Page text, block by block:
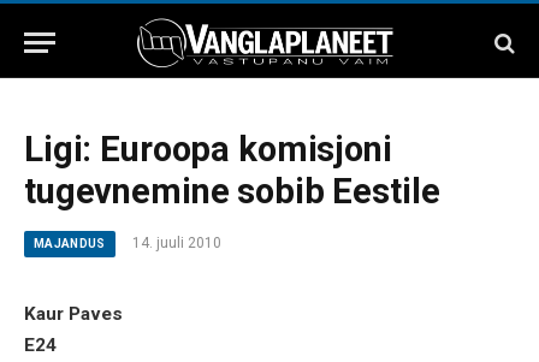
Ligi: Euroopa komisjoni
tugevnemine sobib Eestile
MAJANDUS 14. juuli 2010
Kaur Paves
E24